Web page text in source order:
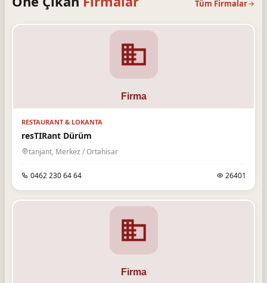
Tüm Firmalar
RESTAURANT & LOKANTA
resTIRant Dürüm
tanjant, Merkez / Ortahisar
0462 230 64 64 26401